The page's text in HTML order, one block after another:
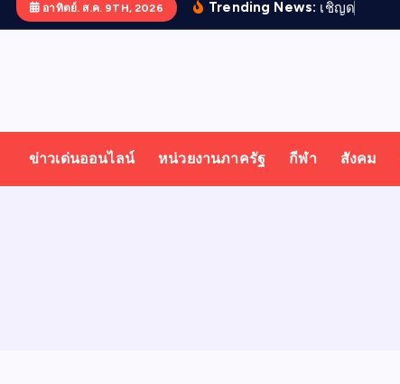
อาทิตย์. ส.ค. 9TH, 2026 Trending News: เชญด
H
ข่าวเด่นออนไลน์ หน่วยงานภาครัฐ กีฬา สังคม